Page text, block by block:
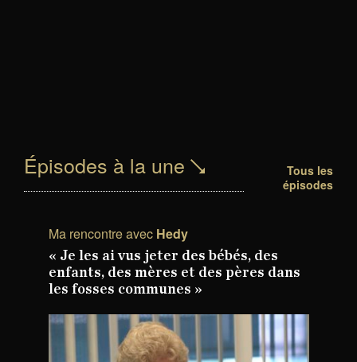
Épisodes à la une
Tous les
épisodes
Ma rencontre avec Hedy
« Je les ai vus jeter des bébés, des
enfants, des mères et des pères dans
les fosses communes »